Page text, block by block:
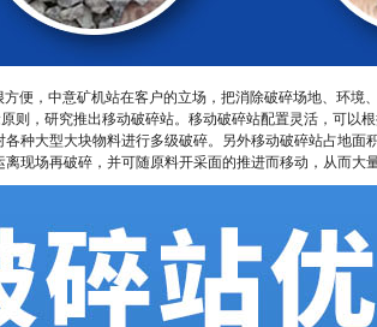
便，中意矿机站在客户的立场，把消除破碎场地、环境
则，研究推出移动破碎站。移动破碎站配置灵活，可以
种大型大块物料进行多级破碎。另外移动破碎站占地面
现场再破碎，并可随原料开采面的推进而移动，从而大